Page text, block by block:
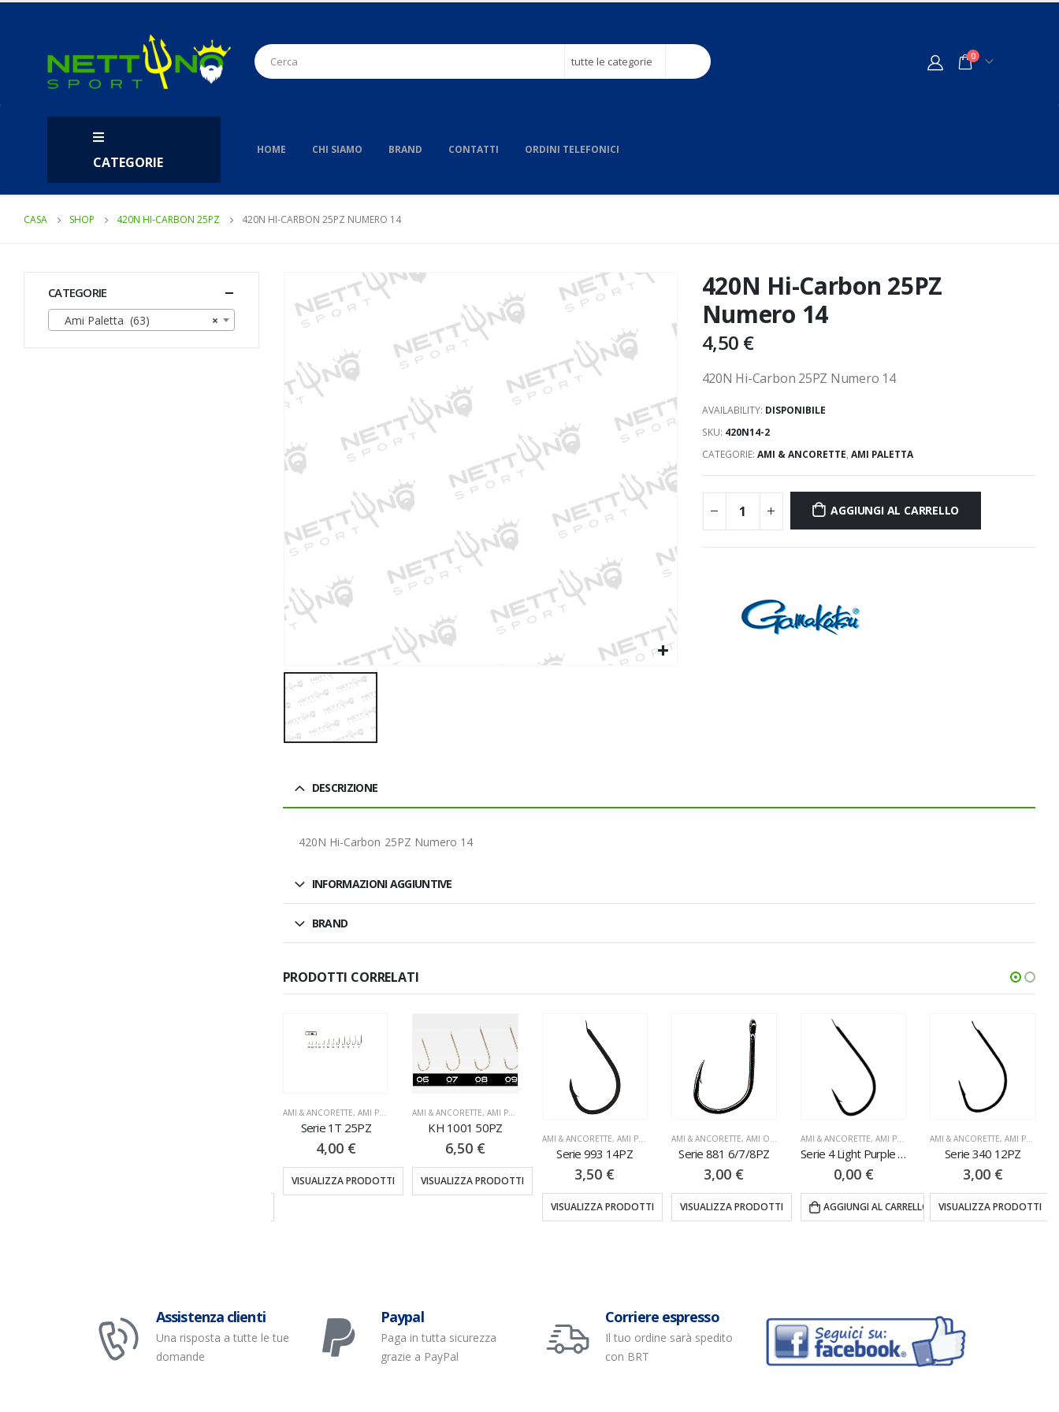
tutte le categorie 0
CATEGORIE
HOME CHI SIAMO BRAND CONTATTI ORDINI TELEFONICI
CASA SHOP 420N HI-CARBON 25PZ 420N HI-CARBON 25PZ NUMERO 14
420N Hi-Carbon 25PZ
Numero 14
4,50 €
420N Hi-Carbon 25PZ Numero 14
AVAILABILITY: DISPONIBILE
SKU: 420N14-2
CATEGORIE: AMI & ANCORETTE, AMI PALETTA
AGGIUNGI AL CARRELLO
DESCRIZIONE
420N Hi-Carbon 25PZ Numero 14
INFORMAZIONI AGGIUNTIVE
BRAND
PRODOTTI CORRELATI
AMI & ANCORETTE, AMI PALETTA
Serie 1T 25PZ
4,00 €
VISUALIZZA PRODOTTI
AMI & ANCORETTE,AMI PALETTA
KH 1001 50PZ
6,50 €
VISUALIZZA PRODOTTI
AMI & ANCORETTE, AMI PALETTA
Serie 993 14PZ
3,50 €
VISUALIZZA PRODOTTI
AMI & ANCORETTE, AMI OCCHIELLO
Serie 881 6/7/8PZ
3,00 €
VISUALIZZA PRODOTTI
AMI & ANCORETTE, AMI PALETTA
Serie 4 Light Purple 25PZ
0,00 €
AGGIUNGI AL CARRELLO
AMI & ANCORETTE,AMI PALETTA
Serie 340 12PZ
3,00 €
VISUALIZZA PRODOTTI
CATEGORIE
×
Ami Paletta (63)
Assistenza clienti
Una risposta a tutte le tue
domande
Paypal
Paga in tutta sicurezza
grazie a PayPal
Corriere espresso
Il tuo ordine sarà spedito
con BRT